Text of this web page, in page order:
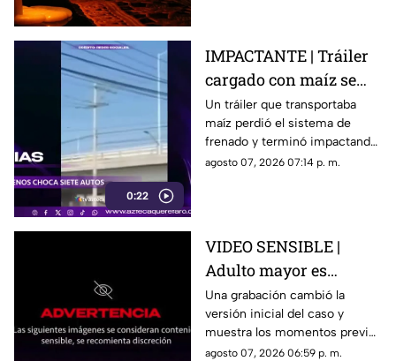
0:22
IMPACTANTE | Tráiler
cargado con maíz se
queda sin frenos y
embiste a siete
vehículos
Un tráiler que transportaba
maíz perdió el sistema de
frenado y terminó impactando
a siete vehículos que
agosto 07, 2026 07:14 p. m.
VIDEO SENSIBLE |
Adulto mayor es
atropell4do por tráiler;
fue empujado antes de
m0rir
Una grabación cambió la
versión inicial del caso y
muestra los momentos previos
al atropellamiento ocurrido en
agosto 07, 2026 06:59 p. m.